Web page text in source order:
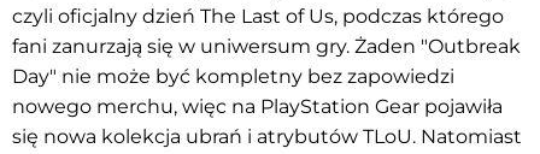
czyli oficjalny dzień The Last of Us, podczas którego
fani zanurzają się w uniwersum gry. Żaden "Outbreak
Day" nie może być kompletny bez zapowiedzi
nowego merchu, więc na PlayStation Gear pojawiła
się nowa kolekcja ubrań i atrybutów TLoU. Natomiast